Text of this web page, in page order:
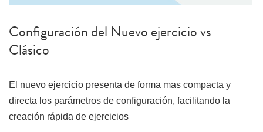
Configuración del Nuevo ejercicio vs
Clásico
El nuevo ejercicio presenta de forma mas compacta y
directa los parámetros de configuración, facilitando la
creación rápida de ejercicios